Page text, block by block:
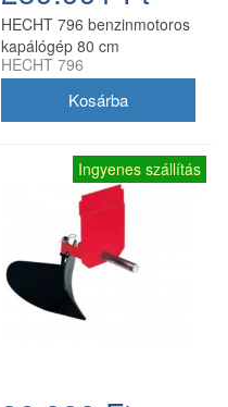
HECHT 796 benzinmotoros
kapálógép 80 cm
munkaszélességgel
HECHT 796
Ingyenes szállítás